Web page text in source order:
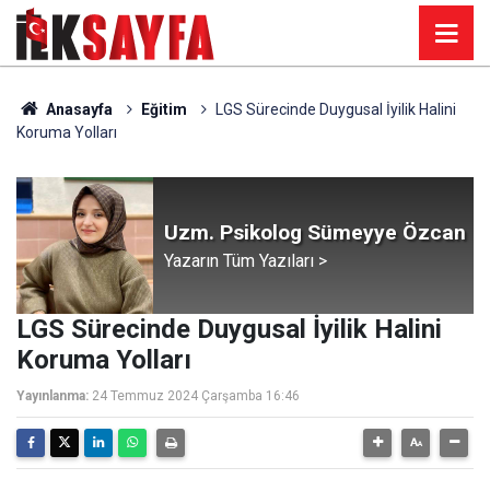
Anasayfa Eğitim
LGS Sürecinde Duygusal İyilik Halini
Koruma Yolları
Uzm. Psikolog Sümeyye Özcan
Yazarın Tüm Yazıları >
LGS Sürecinde Duygusal İyilik Halini
Koruma Yolları
Yayınlanma: 24 Temmuz 2024 Çarşamba 16:46